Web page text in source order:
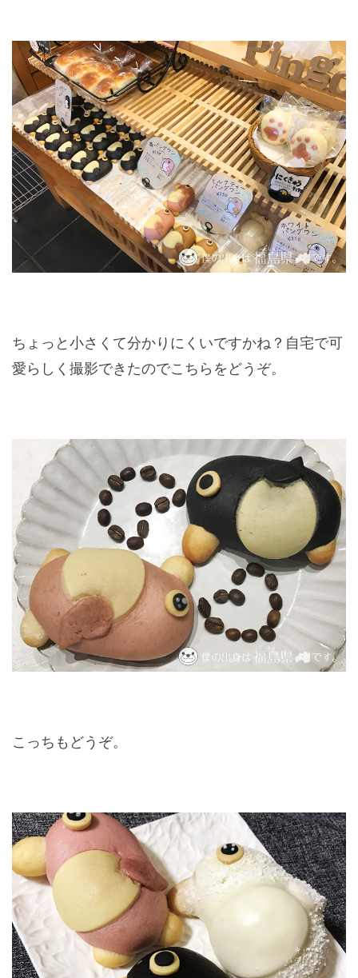
ちょっと小さくて分かりにくいですかね？自宅で可
愛らしく撮影できたのでこちらをどうぞ。
こっちもどうぞ。